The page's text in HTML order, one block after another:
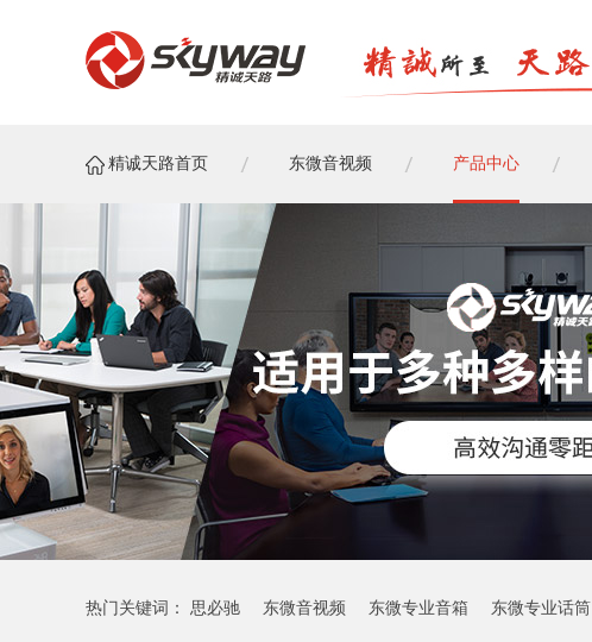
精诚天路首页 东微音视频 产品中心
热门关键词： 思必驰 东微音视频 东微专业音箱 东微专业话筒